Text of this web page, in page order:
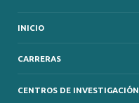
INICIO
CARRERAS
CENTROS DE INVESTIGACIÓN